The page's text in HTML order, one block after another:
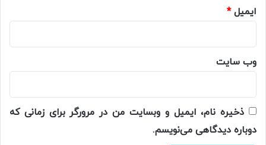
ایمیل*
وب‌ سایت
ذخیره نام، ایمیل و وبسایت من در مرورگر برای زمانی که
دوباره دیدگاهی می‌نویسم.